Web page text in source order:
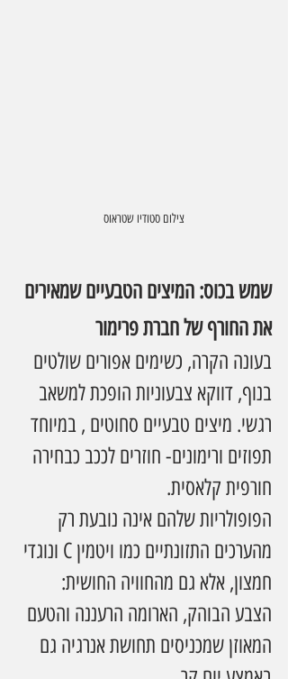
צילום סטודיו שטראוס
שמש בכוס: המיצים הטבעיים שמאירים
את החורף של חברת פרימור
בעונה הקרה, כשימים אפורים שולטים
בנוף, דווקא צבעוניות הופכת למשאב
רגשי. מיצים טבעיים סחוטים , במיוחד
תפוזים ורימונים- חוזרים לככב כבחירה
חורפית קלאסית.
הפופולריות שלהם אינה נובעת רק
מהערכים התזונתיים כמו ויטמין C ונוגדי
חמצון, אלא גם מהחוויה החושית:
הצבע הבוהק, הארומה הרעננה והטעם
המאוזן שמכניסים תחושת אנרגיה גם